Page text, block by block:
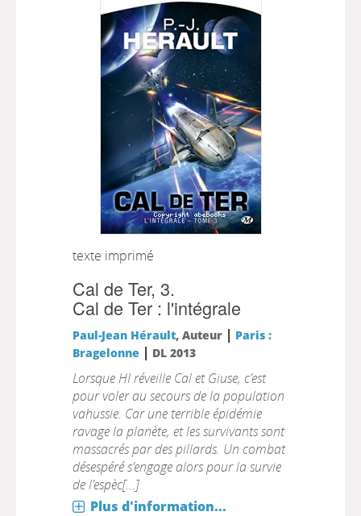
texte imprimé
Cal de Ter, 3.
Cal de Ter : l'intégrale
Paul-Jean Hérault, Auteur | Paris :
Bragelonne | DL 2013
Lorsque HI réveille Cal et Giuse, c’est
pour voler au secours de la population
vahussie. Car une terrible épidémie
ravage la planète, et les survivants sont
massacrés par des pillards. Un combat
désespéré s’engage alors pour la survie
de l’espèc[...]
Plus d'information...